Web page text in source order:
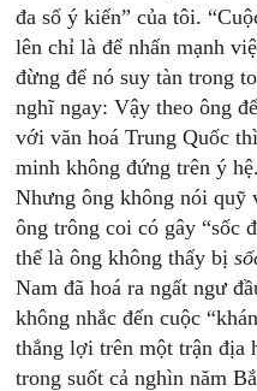
đa số ý kiến” của tôi.
lên chỉ là để nhấn mạnh
đừng để nó suy tàn trong
nghĩ ngay: Vậy theo ông
với văn hoá Trung Quốc
minh không đứng trên ý
Nhưng ông không nói quỹ
ông trông coi có gây “sốc
thế là ông không thấy bị
Nam đã hoá ra ngất ngư
không nhắc đến cuộc
thắng lợi trên một trận địa
trong suốt cả nghìn năm